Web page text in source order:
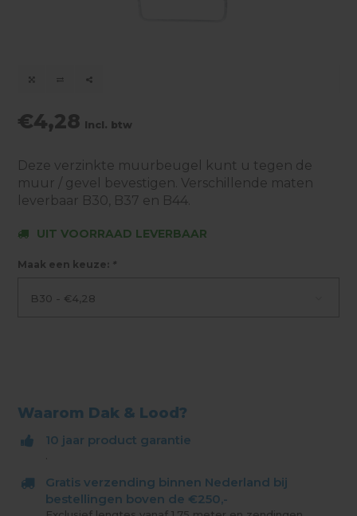
€4,28 Incl. btw
Deze verzinkte muurbeugel kunt u tegen de
muur / gevel bevestigen. Verschillende maten
leverbaar B30, B37 en B44.
UIT VOORRAAD LEVERBAAR
Maak een keuze: *
B30 - €4,28
Waarom Dak & Lood?
10 jaar product garantie
.
Gratis verzending binnen Nederland bij
bestellingen boven de €250,-